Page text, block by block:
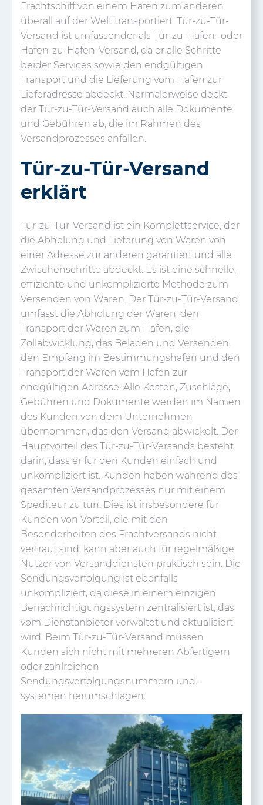
Frachtschiff von einem Hafen zum anderen
überall auf der Welt transportiert. Tür-zu-Tür-
Versand ist umfassender als Tür-zu-Hafen- oder
Hafen-zu-Hafen-Versand, da er alle Schritte
beider Services sowie den endgültigen
Transport und die Lieferung vom Hafen zur
Lieferadresse abdeckt. Normalerweise deckt
der Tür-zu-Tür-Versand auch alle Dokumente
und Gebühren ab, die im Rahmen des
Versandprozesses anfallen.
Tür-zu-Tür-Versand
erklärt
Tür-zu-Tür-Versand ist ein Komplettservice, der
die Abholung und Lieferung von Waren von
einer Adresse zur anderen garantiert und alle
Zwischenschritte abdeckt. Es ist eine schnelle,
effiziente und unkomplizierte Methode zum
Versenden von Waren. Der Tür-zu-Tür-Versand
umfasst die Abholung der Waren, den
Transport der Waren zum Hafen, die
Zollabwicklung, das Beladen und Versenden,
den Empfang im Bestimmungshafen und den
Transport der Waren vom Hafen zur
endgültigen Adresse. Alle Kosten, Zuschläge,
Gebühren und Dokumente werden im Namen
des Kunden von dem Unternehmen
übernommen, das den Versand abwickelt. Der
Hauptvorteil des Tür-zu-Tür-Versands besteht
darin, dass er für den Kunden einfach und
unkompliziert ist. Kunden haben während des
gesamten Versandprozesses nur mit einem
Spediteur zu tun. Dies ist insbesondere für
Kunden von Vorteil, die mit den
Besonderheiten des Frachtversands nicht
vertraut sind, kann aber auch für regelmäßige
Nutzer von Versanddiensten praktisch sein. Die
Sendungsverfolgung ist ebenfalls
unkompliziert, da diese in einem einzigen
Benachrichtigungssystem zentralisiert ist, das
vom Dienstanbieter verwaltet und aktualisiert
wird. Beim Tür-zu-Tür-Versand müssen
Kunden sich nicht mit mehreren Abfertigern
oder zahlreichen
Sendungsverfolgungsnummern und -
systemen herumschlagen.